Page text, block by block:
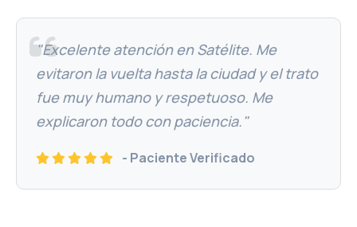
"Excelente atención en Satélite. Me
evitaron la vuelta hasta la ciudad y el trato
fue muy humano y respetuoso. Me
explicaron todo con paciencia."
- Paciente Verificado